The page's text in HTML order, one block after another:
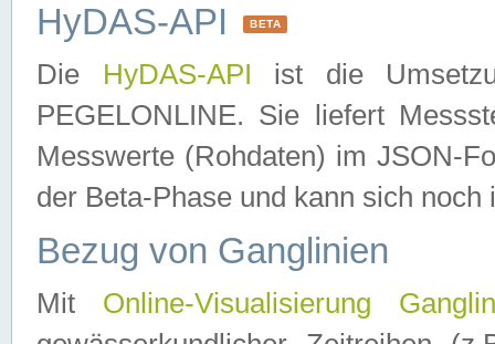
HyDAS-API BETA
Die HyDAS-API ist die
PEGELONLINE. Sie liefert
Messwerte (Rohdaten) im JSON-
der Beta-Phase und kann sich noch
Bezug von Ganglinien
Mit Online-Visualisierung